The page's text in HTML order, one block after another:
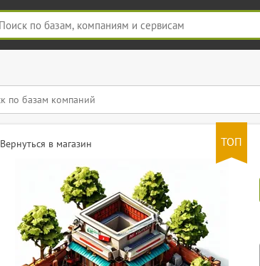
ТОП
Вернуться в магазин